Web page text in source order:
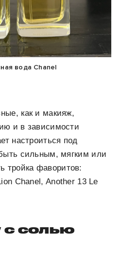
вода Chanel
как и макияж,
и в зависимости
настроиться под
сильным, мягким или
тройка фаворитов:
Chanel, Another 13 Le
с солью